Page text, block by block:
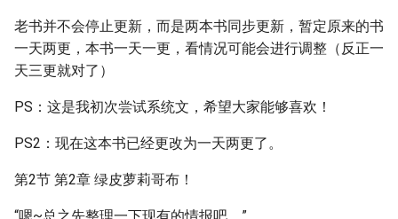
老书并不会停止更新，而是两本书同步更新，暂定原来的书
一天两更，本书一天一更，看情况可能会进行调整（反正一
天三更就对了）
PS：这是我初次尝试系统文，希望大家能够喜欢！
PS2：现在这本书已经更改为一天两更了。
第2节 第2章 绿皮萝莉哥布！